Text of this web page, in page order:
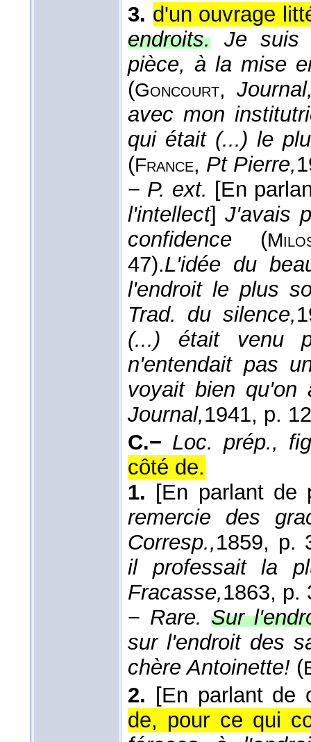
3. d'un ouvrage
endroits. Je suis
pièce, à la mise
(Goncourt,
avec mon
qui était (...) le
(France, Pt Pierre,
− P. ext. [En
l'intellect] J'avais
confidence (
47).L'idée du
l'endroit le plus
Trad. du silence,
(...) était venu
n'entendait pas
voyait bien qu'on
Journal,1941, p.
C.− Loc. prép.,
côté de.
1. [En parlant de
remercie des
Corresp.,1859, p.
il professait la
Fracasse,1863, p.
− Rare. Sur
sur l'endroit des
chère Antoinette! (
2. [En parlant de
de, pour ce qui